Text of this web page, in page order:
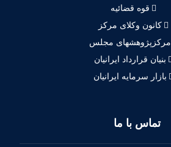
قوه قضائیه
کانون وکلای مرکز
مرکزپژوهشهای مجلس
بنیان قرارداد ایرانیان
بازار سرمایه ایرانیان
تماس با ما